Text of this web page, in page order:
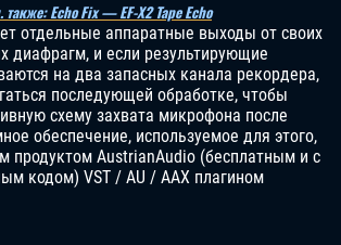
также: Echo Fix — EF-X2 Tape Echo
отдельные аппаратные выходы от своих
диафрагм, и если результирующие
на два запасных канала рекордера,
последующей обработке, чтобы
схему захвата микрофона после
обеспечение, используемое для этого,
продуктом AustrianAudio (бесплатным и с
кодом) VST / AU / AAX плагином